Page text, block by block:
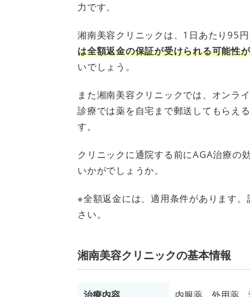
力です。
湘南美容クリニックは、1日あたり95
は全額返金の保証が受けられる可能性
いでしょう。
また湘南美容クリニックでは、オンラ
診療では薬を自宅まで郵送してもらえ
す。
クリニックに通院する前にAGA治療の
いかがでしょうか。
※全額返金には、適用条件があります
さい。
湘南美容クリニックの基本情報